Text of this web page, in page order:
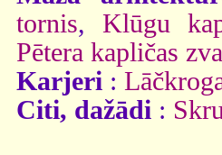
tornis,Klūgu
Pētera kapličas
Karjeri :
Citi, dažādi :